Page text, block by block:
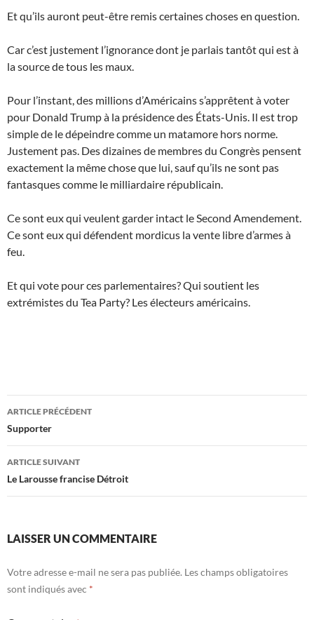
Et qu’ils auront peut-être remis certaines choses en question.
Car c’est justement l’ignorance dont je parlais tantôt qui est à
la source de tous les maux.
Pour l’instant, des millions d’Américains s’apprêtent à voter
pour Donald Trump à la présidence des États-Unis. Il est trop
simple de le dépeindre comme un matamore hors norme.
Justement pas. Des dizaines de membres du Congrès pensent
exactement la même chose que lui, sauf qu’ils ne sont pas
fantasques comme le milliardaire républicain.
Ce sont eux qui veulent garder intact le Second Amendement.
Ce sont eux qui défendent mordicus la vente libre d’armes à
feu.
Et qui vote pour ces parlementaires? Qui soutient les
extrémistes du Tea Party? Les électeurs américains.
Navigation
des
articles
ARTICLE PRÉCÉDENT
Supporter
ARTICLE SUIVANT
Le Larousse francise Détroit
LAISSER UN COMMENTAIRE
Votre adresse e-mail ne sera pas publiée. Les champs obligatoires
sont indiqués avec *